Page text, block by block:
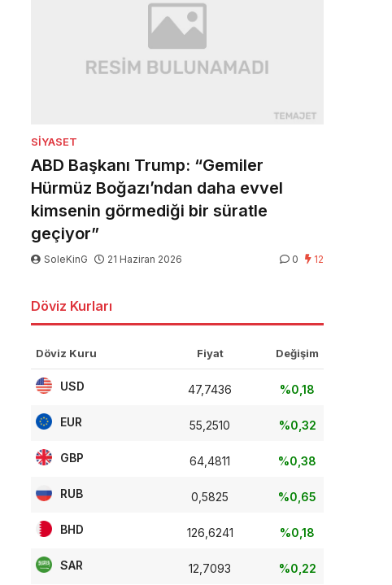
SIYASET
ABD Başkanı Trump: “Gemiler
Hürmüz Boğazı’ndan daha evvel
kimsenin görmediği bir süratle
geçiyor”
SoleKinG 21 Haziran 2026 0 12
Döviz Kurları
Döviz Kuru Fiyat Değişim
USD 47,7436 %0,18
EUR 55,2510 %0,32
GBP 64,4811 %0,38
RUB 0,5825 %0,65
BHD 126,6241 %0,18
SAR 12,7093 %0,22